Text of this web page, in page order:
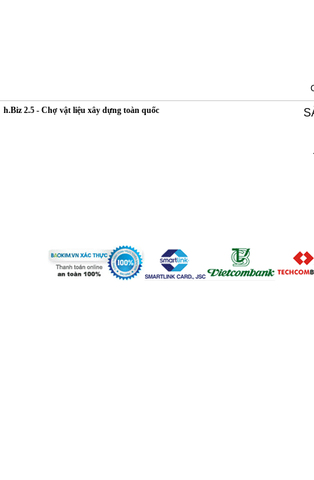
h.Biz 2.5 - Chợ vật liệu xây dựng toàn quốc